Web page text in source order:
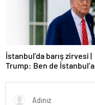
İstanbul’da barış zirvesi |
Trump: Ben de İstanbul’a